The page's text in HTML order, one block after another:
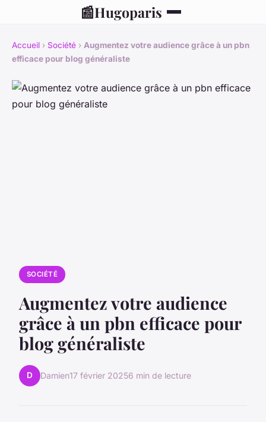
📰Hugoparis
Accueil › Société › Augmentez votre audience grâce à un pbn
efficace pour blog généraliste
SOCIÉTÉ
Augmentez votre audience
grâce à un pbn efficace pour
blog généraliste
D Damien17 février 20256 min de lecture